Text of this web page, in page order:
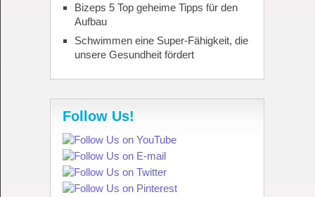
Bizeps 5 Top geheime Tipps für den
Aufbau
Schwimmen eine Super-Fähigkeit, die
unsere Gesundheit fördert
Follow Us!